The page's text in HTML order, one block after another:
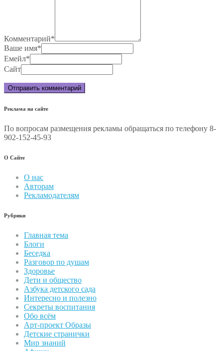
Комментарий*
Ваше имя*
Емейл*
Сайт
Реклама на сайте
По вопросам размещения рекламы обращаться по телефону 8-
902-152-45-93
О Сайте
О нас
Авторам
Рекламодателям
Рубрики
Главная тема
Блоги
Беседка
Разговор по душам
Здоровье
Дети и общество
Азбука детского сада
Интересно и полезно
Секреты воспитания
Обо всём
Арт-проект Образы
Детские странички
Мир знаний